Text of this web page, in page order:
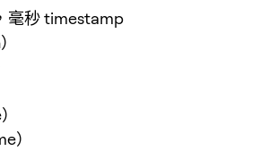
毫秒 timestamp
）